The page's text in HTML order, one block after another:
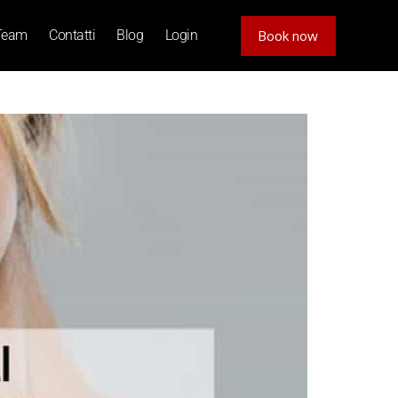
Contatti Blog Login Book now